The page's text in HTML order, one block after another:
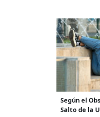
Según el
Salto de la